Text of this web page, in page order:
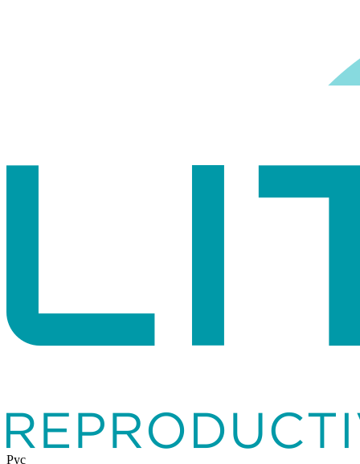
Рус